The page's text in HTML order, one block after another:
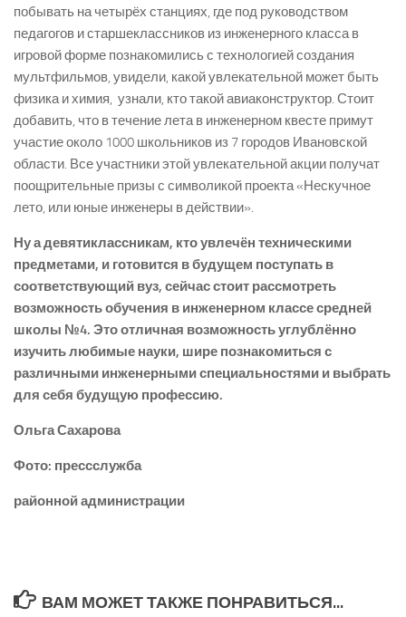
побывать на четырёх станциях, где под руководством
педагогов и старшеклассников из инженерного класса в
игровой форме познакомились с технологией создания
мультфильмов, увидели, какой увлекательной может быть
физика и химия, узнали, кто такой авиаконструктор. Стоит
добавить, что в течение лета в инженерном квесте примут
участие около 1000 школьников из 7 городов Ивановской
области. Все участники этой увлекательной акции получат
поощрительные призы с символикой проекта «Нескучное
лето, или юные инженеры в действии».
Ну а девятиклассникам, кто увлечён техническими
предметами, и готовится в будущем поступать в
соответствующий вуз, сейчас стоит рассмотреть
возможность обучения в инженерном классе средней
школы №4. Это отличная возможность углублённо
изучить любимые науки, шире познакомиться с
различными инженерными специальностями и выбрать
для себя будущую профессию.
Ольга Сахарова
Фото: пресс­служба
районной администрации
ВАМ МОЖЕТ ТАКЖЕ ПОНРАВИТЬСЯ...